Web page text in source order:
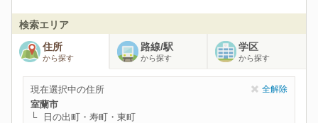
検索エリア
住所
から探す
路線/駅
から探す
学区
から探す
現在選択中の住所 全解除
室蘭市
日の出町・寿町・東町